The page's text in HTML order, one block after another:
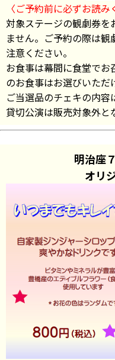
〈ご予約前に必ずお読み
対象ステージの観劇券を
ません。ご予約の際は
注意ください。
お食事は幕間に食堂でお
のお食事はお選びいただ
ご当選品のチェキの内容
貸切公演は販売対象外と
明治座
オリ